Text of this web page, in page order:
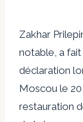
Zakhar
notable, a
déclaration
Moscou le
restauration